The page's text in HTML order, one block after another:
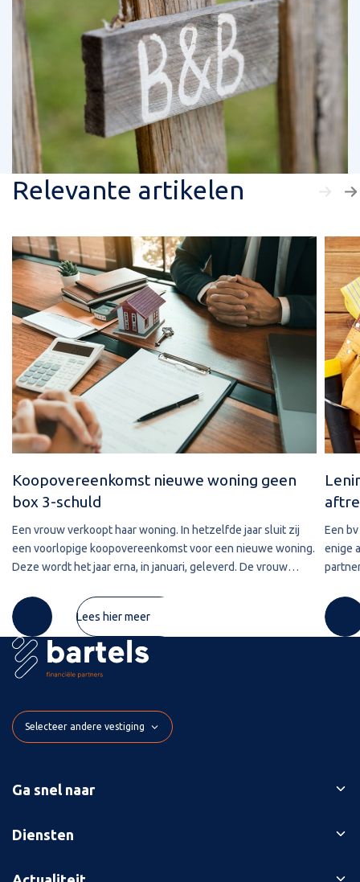
Relevante artikelen
Koopovereenkomst nieuwe woning geen
box 3-schuld
Een vrouw verkoopt haar woning. In hetzelfde jaar sluit zij
een voorlopige koopovereenkomst voor een nieuwe woning.
Deze wordt het jaar erna, in januari, geleverd. De vrouw
derdengeldrekening van
Lees hier meer
Een
enige
Selecteer andere vestiging
Ga snel naar
Ons verhaal
Diensten
Bedrijfsopvolging